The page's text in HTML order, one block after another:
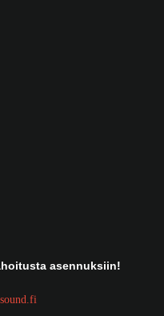
asennuksiin!